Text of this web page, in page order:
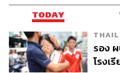
ครม.มีมติออก 7 มาตรการ
น้ำมันที่พุ่งสูง โดยเน้น “พยุ
ครอบคลุมทั้งประชาชนและ
การเตรียมลดภาษีสรรพส
TODAY
รอง
โรงเ